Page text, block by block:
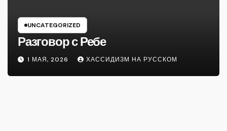
UNCATEGORIZED
Разговор с Ребе
1 МАЯ, 2026 ХАССИДИЗМ НА РУССКОМ